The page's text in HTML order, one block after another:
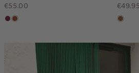
€55.00
bordeaux
bruin
€49.95